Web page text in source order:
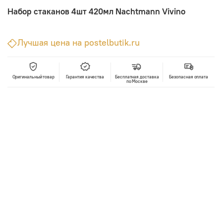
Набор стаканов 4шт 420мл Nachtmann Vivino
Лучшая цена на postelbutik.ru
Оригинальный товар Гарантия качества
Бесплатная доставка
по Москве
Безопасная оплата